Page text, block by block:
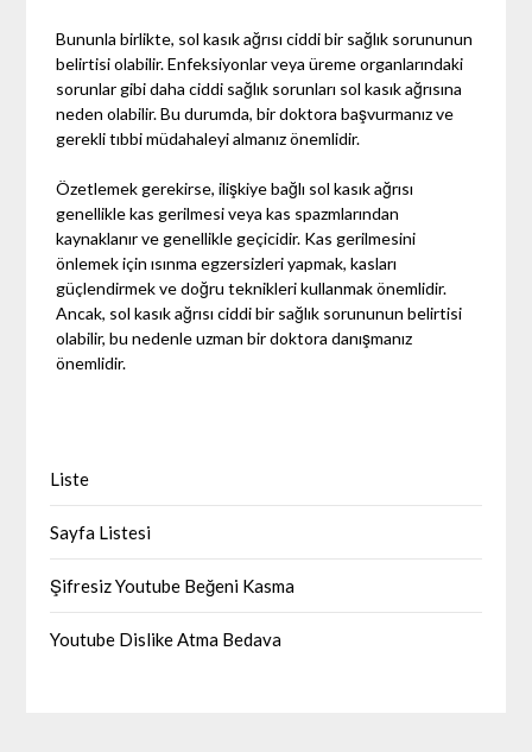
Bununla birlikte, sol kasık ağrısı ciddi bir sağlık sorununun
belirtisi olabilir. Enfeksiyonlar veya üreme organlarındaki
sorunlar gibi daha ciddi sağlık sorunları sol kasık ağrısına
neden olabilir. Bu durumda, bir doktora başvurmanız ve
gerekli tıbbi müdahaleyi almanız önemlidir.
Özetlemek gerekirse, ilişkiye bağlı sol kasık ağrısı
genellikle kas gerilmesi veya kas spazmlarından
kaynaklanır ve genellikle geçicidir. Kas gerilmesini
önlemek için ısınma egzersizleri yapmak, kasları
güçlendirmek ve doğru teknikleri kullanmak önemlidir.
Ancak, sol kasık ağrısı ciddi bir sağlık sorununun belirtisi
olabilir, bu nedenle uzman bir doktora danışmanız
önemlidir.
Liste
Sayfa Listesi
Şifresiz Youtube Beğeni Kasma
Youtube Dislike Atma Bedava